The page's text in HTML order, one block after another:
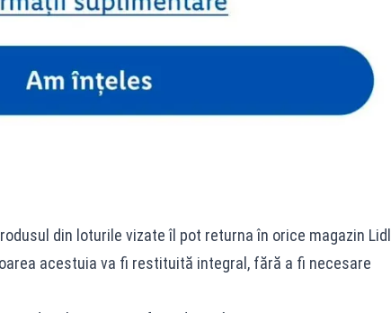
din loturile vizate îl pot returna în orice magazin Lidl
acestuia va fi restituită integral, fără a fi necesare